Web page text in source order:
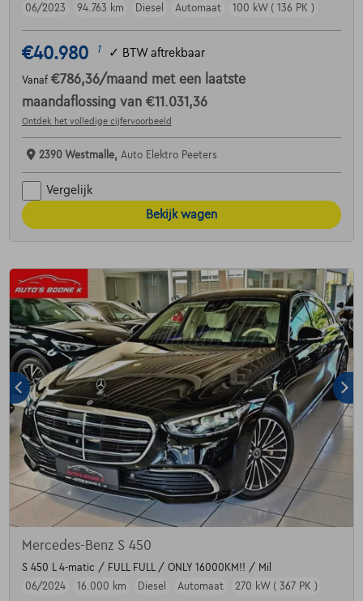
06/2023
94.763 km Diesel Automaat 100 kW ( 136 PK )
€40.980 1 ✓ BTW aftrekbaar
Vanaf €786,36/maand met een laatste
maandaflossing van €11.031,36
Ontdek het volledige cijfervoorbeeld
2390 Westmalle, Auto Elektro Peeters
Vergelijk
Bekijk wagen
Mercedes-Benz S 450
S 450 L 4-matic / FULL FULL / ONLY 16000KM!! / Mil
06/2024
16.000 km Diesel Automaat 270 kW ( 367 PK )